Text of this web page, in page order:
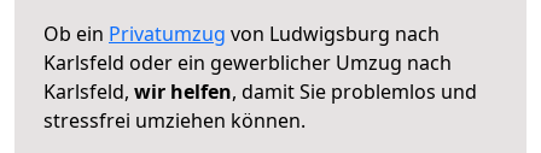
Ob ein Privatumzug von Ludwigsburg nach
Karlsfeld oder ein gewerblicher Umzug nach
Karlsfeld, wir helfen, damit Sie problemlos und
stressfrei umziehen können.